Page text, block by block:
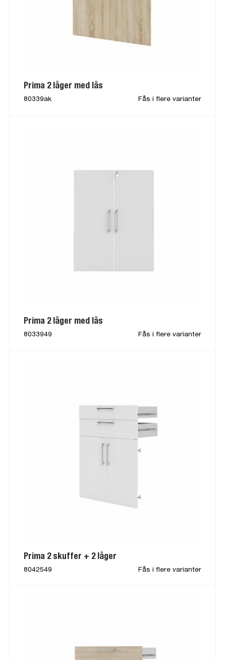
Prima 2 låger med lås
80339ak Fås i flere varianter
Prima 2 låger med lås
8033949 Fås i flere varianter
Prima 2 skuffer + 2 låger
8042549 Fås i flere varianter